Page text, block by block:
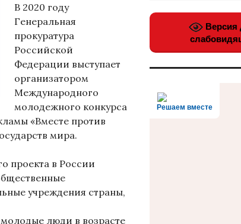
В 2020 году
Генеральная
прокуратура
Российской
Федерации выступает
организатором
Международного
молодежного конкурса
«Вместе против
мира.
проекта в России
учреждения страны,
люди в возрасте
Версия
Решаем вместе